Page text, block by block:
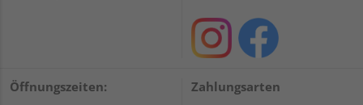
Öffnungszeiten: Zahlungsarten